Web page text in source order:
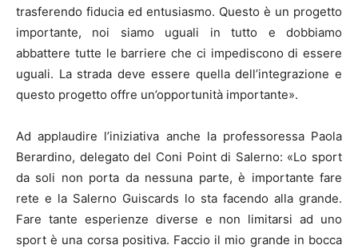
trasferendo fiducia ed entusiasmo. Questo è un progetto
importante, noi siamo uguali in tutto e dobbiamo
abbattere tutte le barriere che ci impediscono di essere
uguali. La strada deve essere quella dell’integrazione e
questo progetto offre un’opportunità importante».
Ad applaudire l’iniziativa anche la professoressa Paola
Berardino, delegato del Coni Point di Salerno: «Lo sport
da soli non porta da nessuna parte, è importante fare
rete e la Salerno Guiscards lo sta facendo alla grande.
Fare tante esperienze diverse e non limitarsi ad uno
sport è una corsa positiva. Faccio il mio grande in bocca